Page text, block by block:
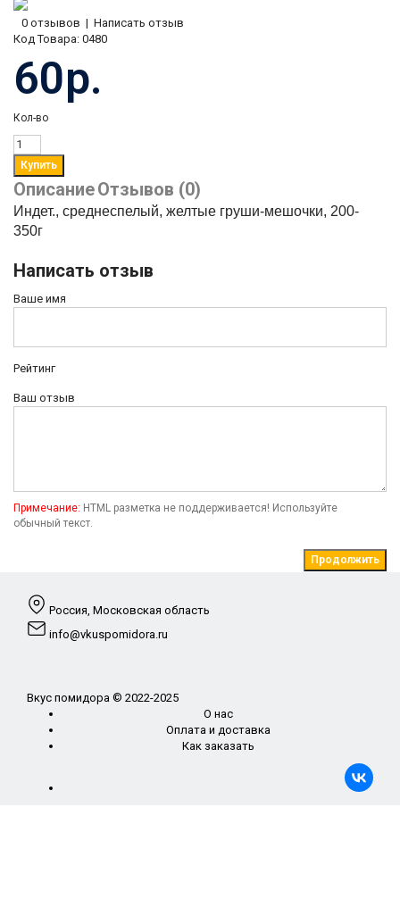
0 отзывов | Написать отзыв
Код Товара: 0480
60р.
Кол-во
ОписаниеОтзывов (0)
Индет., среднеспелый, желтые груши-мешочки, 200-
350г
Написать отзыв
Ваше имя
Рейтинг
Ваш отзыв
Примечание: HTML разметка не поддерживается! Используйте
обычный текст.
Продолжить
Россия, Московская область
info@vkuspomidora.ru
Вкус помидора © 2022-2025
О нас
Оплата и доставка
Как заказать